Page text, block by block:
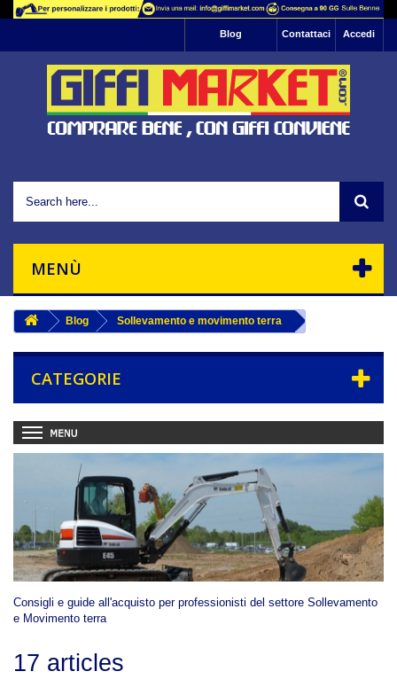
Accedi
Contattaci
Blog
MENÙ
Blog Sollevamento e movimento terra
CATEGORIE
Consigli e guide all'acquisto per professionisti del settore Sollevamento
e Movimento terra
17 articles
profilazione per l'invio di pubblicità e servizi che
Se vuoi saperne di più basta leggere la nostra
informativa sulla privacy
, se vuoi negare il consenso
all'utilizzo di tutti o ad alcuni cookie ti basta
interrompere la navigazione sul sito.
Chiudendo questo banner, scorrendo questa
Ok